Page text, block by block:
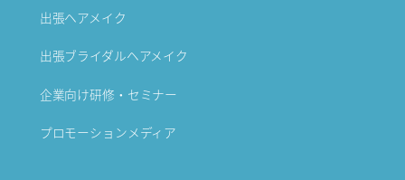
出張ヘアメイク
出張ブライダルヘアメイク
企業向け研修・セミナー
プロモーションメディア